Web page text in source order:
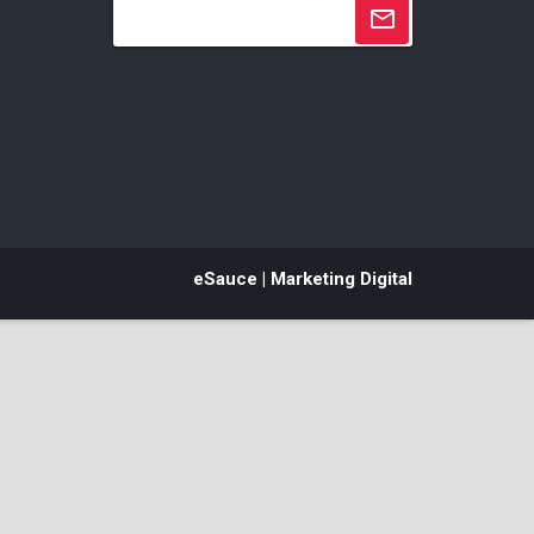
eSauce | Marketing Digital